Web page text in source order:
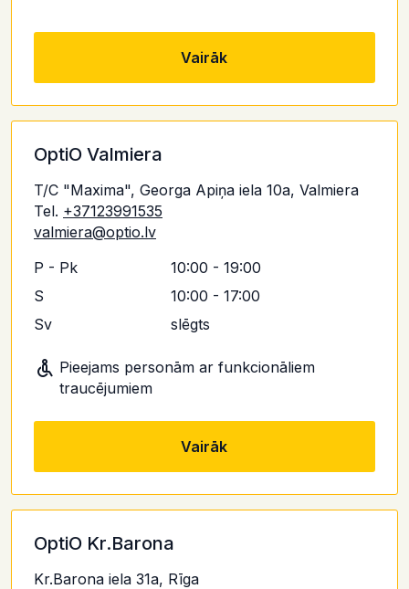
Vairāk
OptiO Valmiera
T/C "Maxima", Georga Apiņa iela 10a, Valmiera
Tel. +37123991535
valmiera@optio.lv
P - Pk
10:00 - 19:00
S
10:00 - 17:00
Sv
slēgts
Pieejams personām ar funkcionāliem
traucējumiem
Vairāk
OptiO Kr.Barona
Kr.Barona iela 31a, Rīga